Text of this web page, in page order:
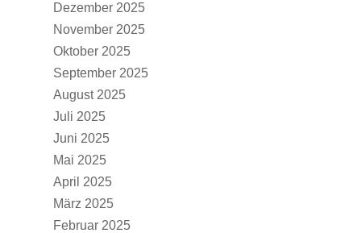
Dezember 2025
November 2025
Oktober 2025
September 2025
August 2025
Juli 2025
Juni 2025
Mai 2025
April 2025
März 2025
Februar 2025